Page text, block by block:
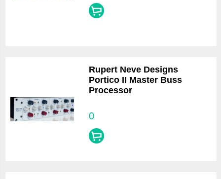
Rupert Neve Designs
Portico II Master Buss
Processor
0